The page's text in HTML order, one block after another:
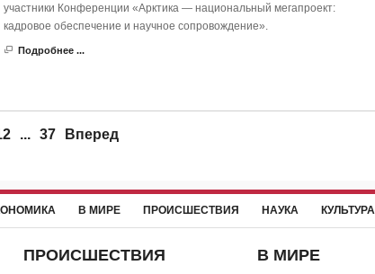
участники Конференции «Арктика — национальный мегапроект:
кадровое обеспечение и научное сопровождение».
Подробнее ...
... 37 Вперед
В МИРЕ ПРОИСШЕСТВИЯ НАУКА КУЛЬТУРА
ПРОИСШЕСТВИЯ В МИРЕ